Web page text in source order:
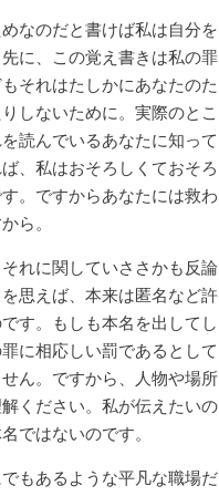
なのだと書けば私は自分を
に、この覚え書きは私の罪
それはたしかにあなたのた
しないために。実際のとこ
読んでいるあなたに知って
、私はおそろしくておそろ
。ですからあなたには救わ
ら。
れに関していささかも反論
思えば、本来は匿名など許
す。もしも本名を出してし
に相応しい罰であるとして
ん。ですから、人物や場所
ください。私が伝えたいの
ではないのです。
もあるような平凡な職場だ